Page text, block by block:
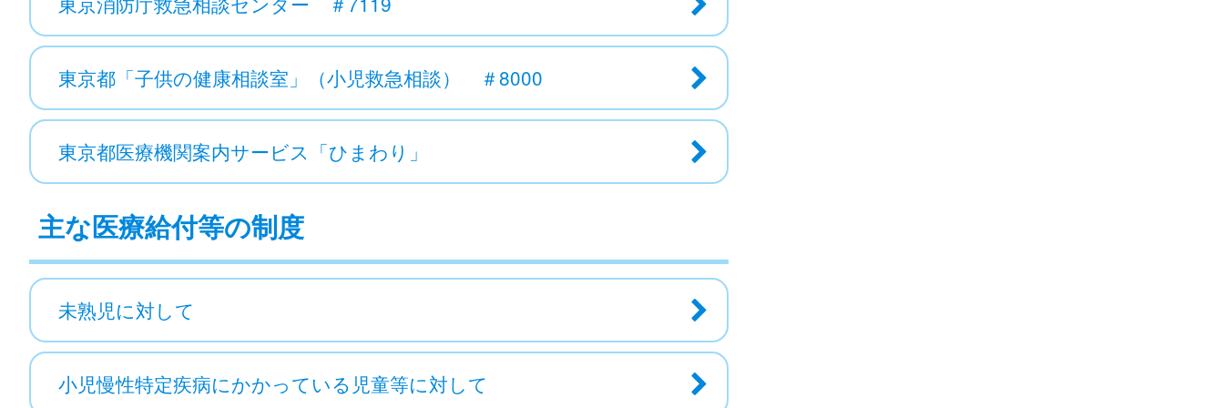
東京都「子供の健康相談室」（小児救急相談） ＃8000
東京都医療機関案内サービス「ひまわり」
主な医療給付等の制度
未熟児に対して
小児慢性特定疾病にかかっている児童等に対して